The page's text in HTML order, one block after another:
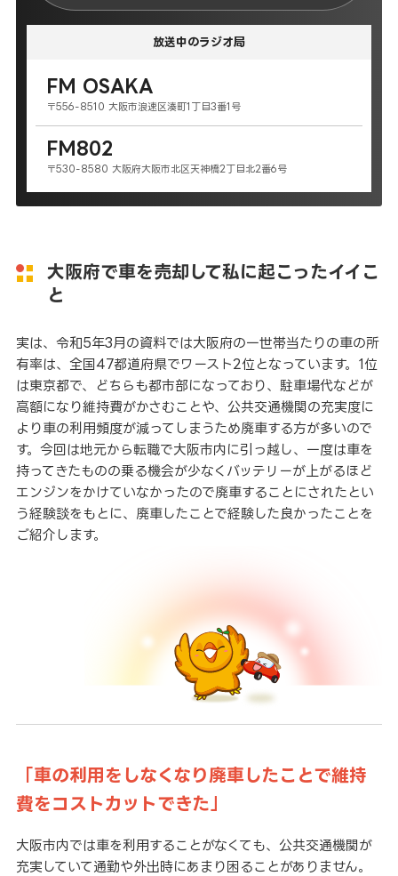
放送中のラジオ局
FM OSAKA
〒556-8510 大阪市浪速区湊町1丁目3番1号
FM802
〒530-8580 大阪府大阪市北区天神橋2丁目北2番6号
大阪府で車を売却して私に起こったイイこ
と
実は、令和5年3月の資料では大阪府の一世帯当たりの車の所
有率は、全国47都道府県でワースト2位となっています。1位
は東京都で、どちらも都市部になっており、駐車場代などが
高額になり維持費がかさむことや、公共交通機関の充実度に
より車の利用頻度が減ってしまうため廃車する方が多いので
す。今回は地元から転職で大阪市内に引っ越し、一度は車を
持ってきたものの乗る機会が少なくバッテリーが上がるほど
エンジンをかけていなかったので廃車することにされたとい
う経験談をもとに、廃車したことで経験した良かったことを
ご紹介します。
「車の利用をしなくなり廃車したことで維持
費をコストカットできた」
大阪市内では車を利用することがなくても、公共交通機関が
充実していて通勤や外出時にあまり困ることがありません。